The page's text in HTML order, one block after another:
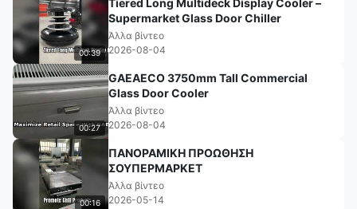
00:39
Tiered Long Multideck Display Cooler –
Supermarket Glass Door Chiller
Άλλα βίντεο
2026-08-04
00:27
GAEAECO 3750mm Tall Commercial
Glass Door Cooler
Άλλα βίντεο
2026-08-04
00:16
ΠΑΝΟΡΑΜΙΚΗ ΠΡΟΩΘΗΣΗ
ΣΟΥΠΕΡΜΑΡΚΕΤ
Άλλα βίντεο
2026-05-14